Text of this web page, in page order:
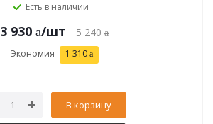
Есть в наличии
3 930 /шт 5 240
Экономия 1 310
В корзину